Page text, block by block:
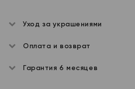
Уход за украшениями
Оплата и возврат
Гарантия 6 месяцев